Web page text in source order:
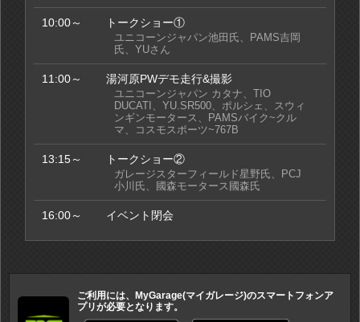
10:00～ トークショー①
ユニコーンジャパン池田氏、PAMS吉岡
氏、YUさん
11:00～ 湯河原PWデモ走行&撮影
ユニコーンジャパン カタナ、TIO
DUCATI、YU.SR500、ポルシェ、スウィ
ンギンモータース、PAMSバイク~クル
マ、コスモスポーツ~767B
13:15～ トークショー②
ガレージスターフィールド星野氏、PCJ
小川氏、國森モータース國森氏
16:00～ イベント閉会
ご利用には、MyGarage(マイガレージ)のスマートフォンア
プリが必要となります。